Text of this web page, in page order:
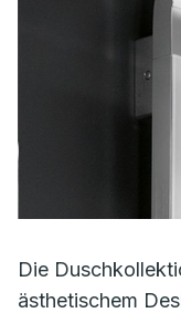
Die
ästhetischem